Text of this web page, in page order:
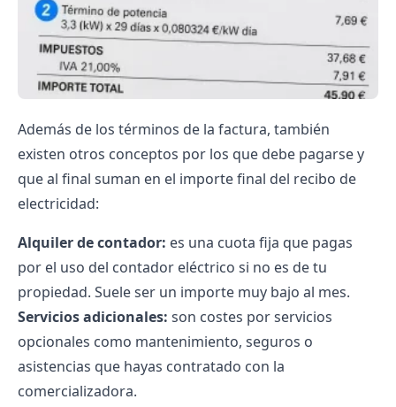
Además de los términos de la factura, también
existen otros conceptos por los que debe pagarse y
que al final suman en el importe final del recibo de
electricidad:
Alquiler de contador: es una cuota fija que pagas
por el uso del contador eléctrico si no es de tu
propiedad. Suele ser un importe muy bajo al mes.
Servicios adicionales: son costes por servicios
opcionales como mantenimiento, seguros o
asistencias que hayas contratado con la
comercializadora.